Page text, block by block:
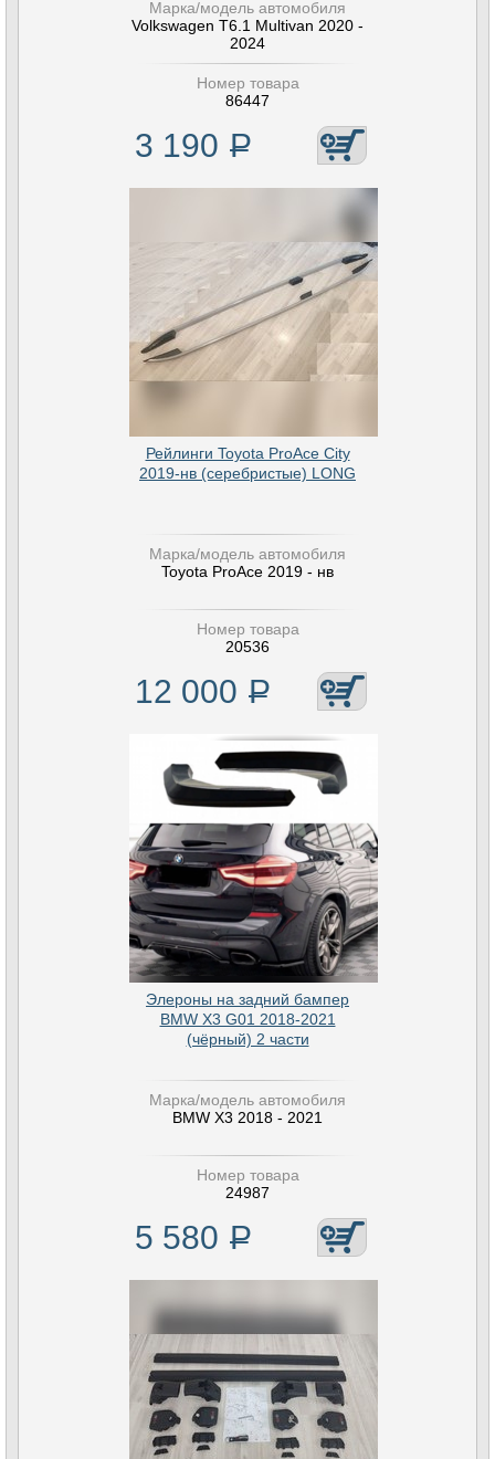
Марка/модель автомобиля
Volkswagen T6.1 Multivan 2020 -
2024
Номер товара
86447
3 190 Р
Рейлинги Toyota ProAce City
2019-нв (серебристые) LONG
Марка/модель автомобиля
Toyota ProAce 2019 - нв
Номер товара
20536
12 000 Р
Элероны на задний бампер
BMW X3 G01 2018-2021
(чёрный) 2 части
Марка/модель автомобиля
BMW X3 2018 - 2021
Номер товара
24987
5 580 Р